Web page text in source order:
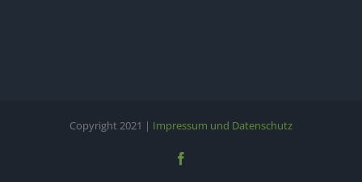
Copyright 2021 | Impressum und Datenschutz